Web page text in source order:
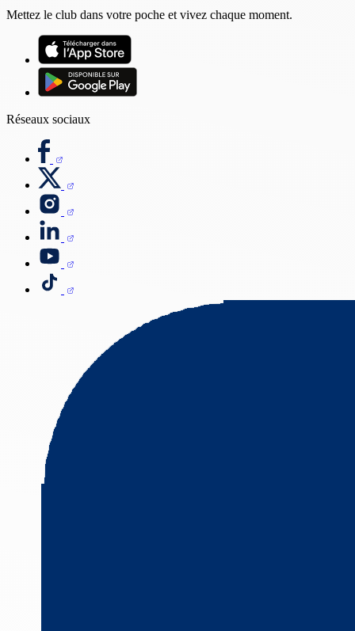
Mettez le club dans votre poche et vivez chaque moment.
Réseaux sociaux